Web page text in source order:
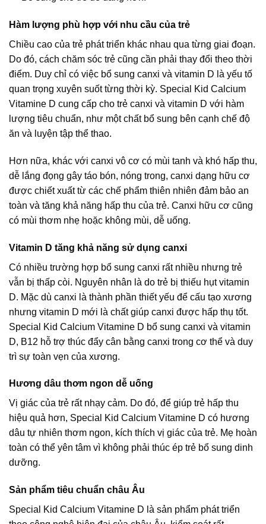
Hàm lượng phù hợp với nhu cầu của trẻ
Chiều cao của trẻ phát triển khác nhau qua từng giai đoạn.
Do đó, cách chăm sóc trẻ cũng cần phải thay đổi theo thời
điểm. Duy chỉ có việc bổ sung canxi và vitamin D là yếu tố
quan trọng xuyên suốt từng thời kỳ. Special Kid Calcium
Vitamine D cung cấp cho trẻ canxi và vitamin D với hàm
lượng tiêu chuẩn, như một chất bổ sung bên cạnh chế độ
ăn và luyện tập thể thao.
Hơn nữa, khác với canxi vô cơ có mùi tanh và khó hấp thu,
dễ lắng đọng gây táo bón, nóng trong, canxi dạng hữu cơ
được chiết xuất từ các chế phẩm thiên nhiên đảm bảo an
toàn và tăng khả năng hấp thu của trẻ. Canxi hữu cơ cũng
có mùi thơm nhẹ hoặc không mùi, dễ uống.
Vitamin D tăng khả năng sử dụng canxi
Có nhiều trường hợp bổ sung canxi rất nhiều nhưng trẻ
vẫn bị thấp còi. Nguyên nhân là do trẻ bị thiếu hụt vitamin
D. Mặc dù canxi là thành phần thiết yếu để cấu tạo xương
nhưng vitamin D mới là chất giúp canxi được hấp thụ tốt.
Special Kid Calcium Vitamine D bổ sung canxi và vitamin
D, B12 hỗ trợ thúc đẩy cân bằng canxi trong cơ thể và duy
trì sự toàn vẹn của xương.
Hương dâu thơm ngon dễ uống
Vị giác của trẻ rất nhạy cảm. Do đó, để giúp trẻ hấp thu
hiệu quả hơn, Special Kid Calcium Vitamine D có hương
dâu tự nhiên thơm ngon, kích thích vị giác của trẻ. Mẹ hoàn
toàn có thể yên tâm vì không phải thúc ép trẻ bổ sung dinh
dưỡng.
Sản phẩm tiêu chuẩn châu Âu
Special Kid Calcium Vitamine D là sản phẩm phát triển